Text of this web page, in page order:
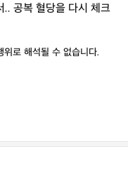
.. 공복 혈당을 다시 체크
로 해석될 수 없습니다.